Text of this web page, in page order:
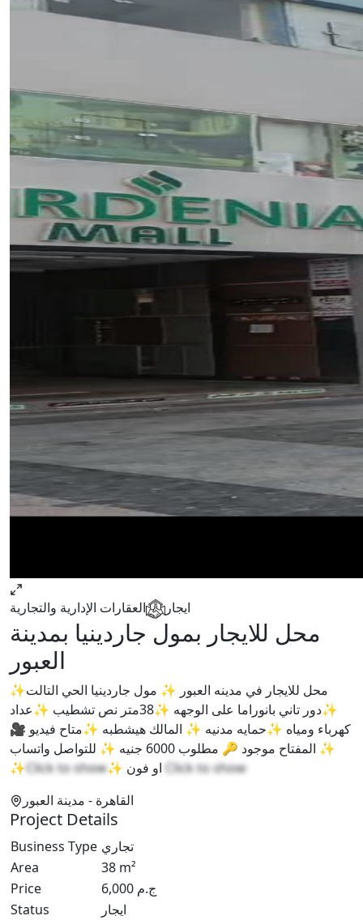
ايجار العقارات الإدارية والتجارية
محل للايجار بمول جاردينيا بمدينة
العبور
✨محل للايجار في مدينه العبور ✨ مول جاردينيا الحي التالت
✨دور تاني بانوراما على الوجهه ✨38متر نص تشطيب ✨عداد
كهرباء ومياه ✨حمايه مدنيه ✨ المالك هيشطبه ✨متاح فيديو 🎥
✨ المفتاح موجود 🔑 مطلوب 6000 جنيه ✨ للتواصل واتساب
✨Click to show
Click to show
القاهرة - مدينة العبور
Project Details
Business Type تجاري
Area
38 m²
Price
6,000 ج.م
Status
ايجار